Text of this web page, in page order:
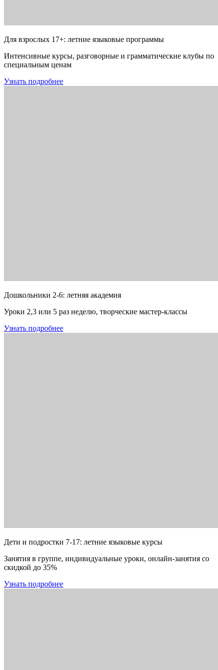
Для взрослых 17+: летние языковые программы
Интенсивные курсы, разговорные и грамматические клубы по
специальным ценам
Узнать подробнее
Дошкольники 2-6: летняя академия
Уроки 2,3 или 5 раз неделю, творческие мастер-классы
Узнать подробнее
Дети и подростки 7-17: летние языковые курсы
Занятия в группе, индивидуальные уроки, онлайн-занятия со
скидкой до 35%
Узнать подробнее